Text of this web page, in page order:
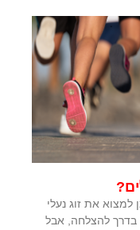
למצוא את זוג נעלי
להצלחה, אבל